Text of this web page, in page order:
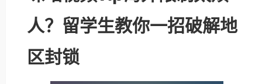
人？留学生教你一招破解地
区封锁